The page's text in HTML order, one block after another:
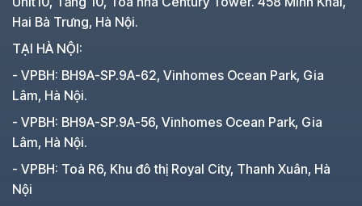
Hai Bà Trưng, Hà Nội.
TẠI HÀ NỘI:
- VPBH: BH9A-SP.9A-62, Vinhomes Ocean Park, Gia
Lâm, Hà Nội.
- VPBH: BH9A-SP.9A-56, Vinhomes Ocean Park, Gia
Lâm, Hà Nội.
- VPBH: Toà R6, Khu đô thị Royal City, Thanh Xuân, Hà
Nội